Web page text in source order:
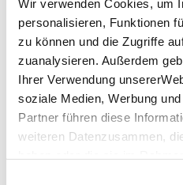
Wir verwenden Cookies, um
personalisieren, Funktionen
zu können und die Zugriffe
zuanalysieren. Außerdem
Ihrer Verwendung
soziale Medien, Werbung
Partner führen diese
weiteren Datenzusammen,
Öffnungszeiten
Montag
Dienstag
Mittwoch